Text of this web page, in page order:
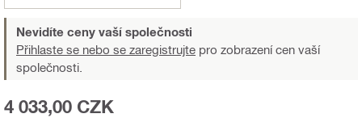
Nevidíte ceny vaší společnosti
Přihlaste se nebo se zaregistrujte pro zobrazení cen vaší
společnosti.
4 033,00 CZK